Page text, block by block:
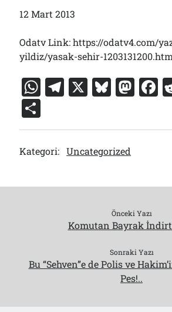
12 Mart 2013
Odatv Link: https://odatv4.com/
yildiz/yasak-sehir-
W
at
s
A
p
T
e
gr
a
m
X Bl
e
s
k
y
M
st
o
F
c
o
k
h
ar
e
Kategori: Uncategorized
Önceki Yazı
Komutan Bayrak
Sonraki Yazı
Bu “Sehven”e de Polis ve
Pes!..